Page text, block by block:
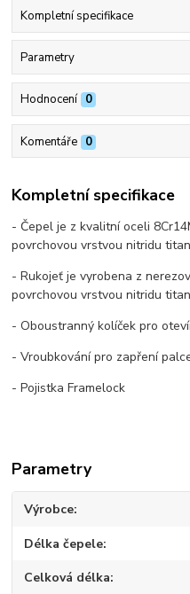
Kompletní specifikace
Parametry
Hodnocení 0
Komentáře 0
Kompletní specifikace
- Čepel je z kvalitní oceli
povrchovou vrstvou nitridu
- Rukojeť je vyrobena z
povrchovou vrstvou nitridu
- Oboustranný kolíček pro
- Vroubkování pro zapření
- Pojistka Framelock
Parametry
Výrobce
Délka čepele
Celková délka